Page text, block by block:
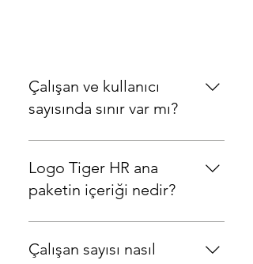
Çalışan ve kullanıcı
sayısında sınır var mı?
Çalışan ve kullanıcı sayısında
herhangi bir sınırlama
bulunmamaktadır.
Logo Tiger HR ana
paketin içeriği nedir?
Logo Tiger HR ana paketi
Özlük Yönetimi’ni
Çalışan sayısı nasıl